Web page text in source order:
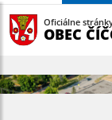
Oficiálne
OBEC